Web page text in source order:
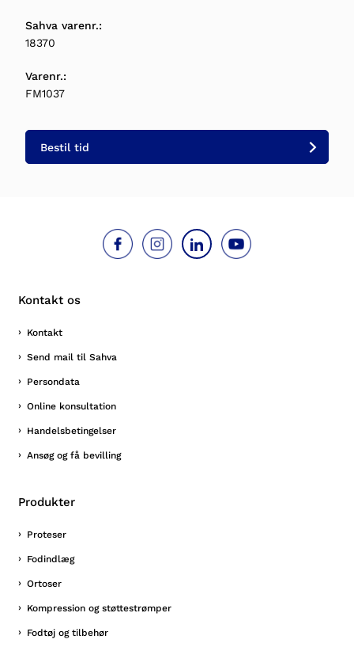
Sahva varenr.:
18370
Varenr.:
FM1037
Bestil tid
Kontakt os
Kontakt
Send mail til Sahva
Persondata
Online konsultation
Handelsbetingelser
Ansøg og få bevilling
Produkter
Proteser
Fodindlæg
Ortoser
Kompression og støttestrømper
Fodtøj og tilbehør